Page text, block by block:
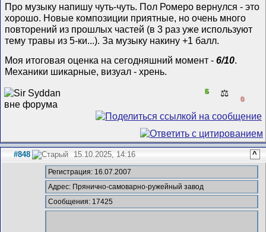
Про музыку напишу чуть-чуть. Пол Ромеро вернулся - это
хорошо. Новые композиции приятные, но очень много
повторений из прошлых частей (в 3 раз уже используют
тему травы из 5-ки...). За музыку накину +1 балл.
Моя итоговая оценка на сегодняшний момент -6/10
Механики шикарные, визуал - хрень.
5 ⚖️
0
#848 15.10.2025, 14:16 ^
Регистрация: 16.07.2007
Адрес: Прянично-самоварно-ружейный завод
Сообщения: 17425